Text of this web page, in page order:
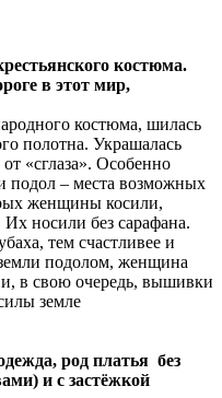
костюма.
в этот мир,
костюма, шилась
полотна. Украшалась
«сглаза». Особенно
подол – места возможных
женщины косили,
носили без сарафана.
тем счастливее и
земли подолом, женщина
в свою очередь, вышивки
земле
род платья без
и с застёжкой